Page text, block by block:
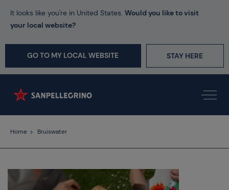
It looks like you're in United States. Would you like to visit
your local website?
GO TO MY LOCAL WEBSITE STAY HERE
Home Bruiswater